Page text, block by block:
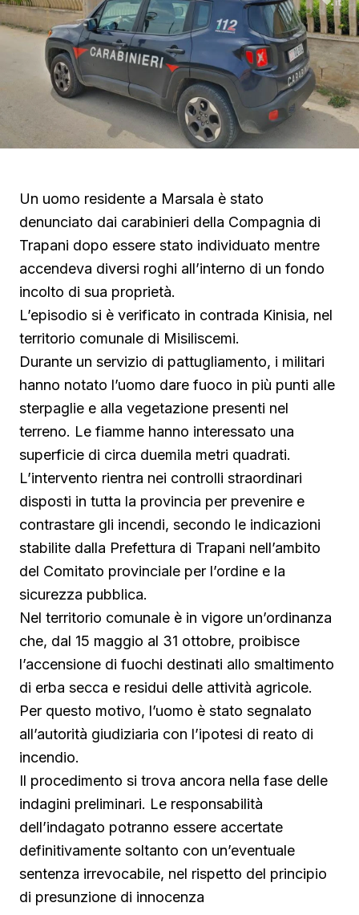
Un uomo residente a Marsala è stato
denunciato dai carabinieri della Compagnia di
Trapani dopo essere stato individuato mentre
accendeva diversi roghi all’interno di un fondo
incolto di sua proprietà.
L’episodio si è verificato in contrada Kinisia, nel
territorio comunale di Misiliscemi.
Durante un servizio di pattugliamento, i militari
hanno notato l’uomo dare fuoco in più punti alle
sterpaglie e alla vegetazione presenti nel
terreno. Le fiamme hanno interessato una
superficie di circa duemila metri quadrati.
L’intervento rientra nei controlli straordinari
disposti in tutta la provincia per prevenire e
contrastare gli incendi, secondo le indicazioni
stabilite dalla Prefettura di Trapani nell’ambito
del Comitato provinciale per l’ordine e la
sicurezza pubblica.
Nel territorio comunale è in vigore un’ordinanza
che, dal 15 maggio al 31 ottobre, proibisce
l’accensione di fuochi destinati allo smaltimento
di erba secca e residui delle attività agricole.
Per questo motivo, l’uomo è stato segnalato
all’autorità giudiziaria con l’ipotesi di reato di
incendio.
Il procedimento si trova ancora nella fase delle
indagini preliminari. Le responsabilità
dell’indagato potranno essere accertate
definitivamente soltanto con un’eventuale
sentenza irrevocabile, nel rispetto del principio
di presunzione di innocenza